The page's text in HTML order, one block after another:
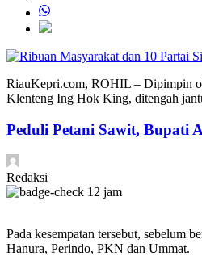
RiauKepri.com, ROHIL – Dipimpin
Klenteng Ing Hok King, ditengah
Peduli Petani Sawit, Bupati
Redaksi
12 jam
Pada kesempatan tersebut, sebelum
Hanura, Perindo, PKN dan Ummat.